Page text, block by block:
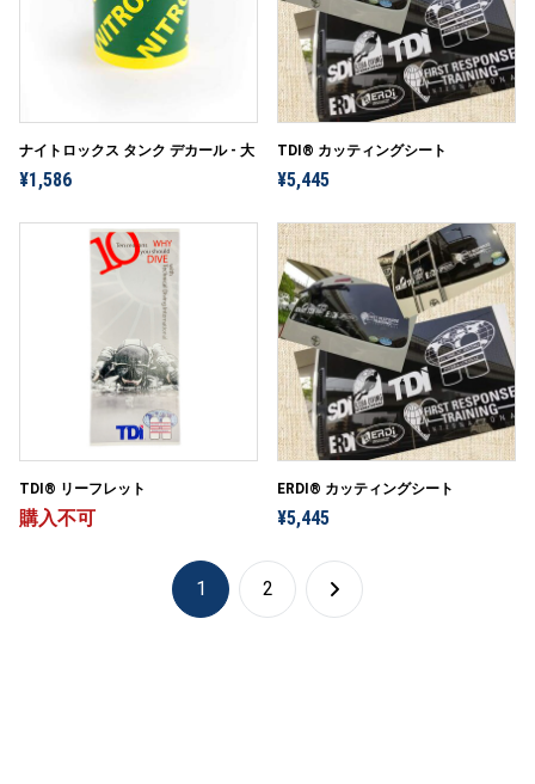
ナイトロックス タンク デカール - 大
¥1,586
TDI® カッティングシート
¥5,445
TDI® リーフレット
購入不可
ERDI® カッティングシート
¥5,445
1 2